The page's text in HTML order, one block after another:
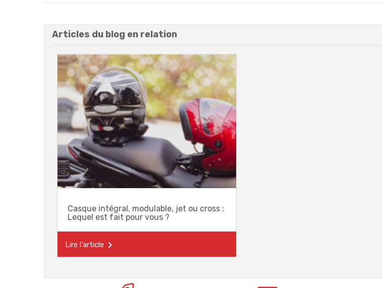
Articles du blog en relation
Casque intégral, modulable, jet ou cross :
Lequel est fait pour vous ?
Lire l'article 